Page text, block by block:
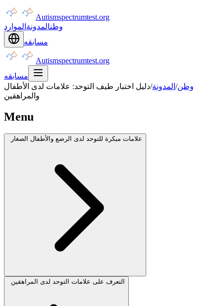
Autismspectrumtest.org
وطنالمدونة الموارد
مسابقه
Autismspectrumtest.org
مسابقه
وطن/ المدونة/دليل اختبار طيف التوحد: علامات لدى الأطفال
والمراهقين
Menu
علامات مبكرة للتوحد لدى الرضع والأطفال الصغار
التعرف على علامات التوحد لدى المراهقين